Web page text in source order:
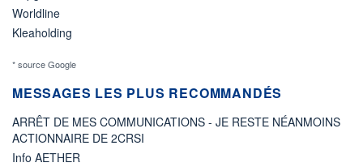
Worldline
Kleaholding
* source Google
MESSAGES LES PLUS RECOMMANDÉS
ARRÊT DE MES COMMUNICATIONS - JE RESTE NÉANMOINS
ACTIONNAIRE DE 2CRSI
Info AETHER